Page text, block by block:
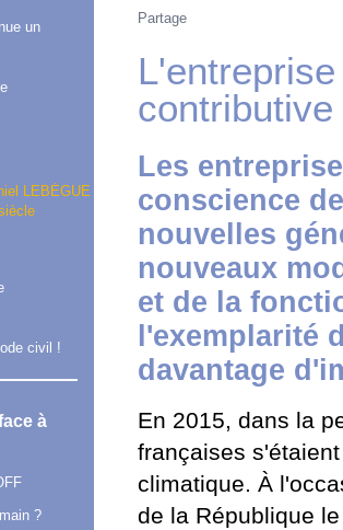
un
LEBÈGUE
civil !
à
?
Partage
Les
conscience
nouvelles
nouveaux
et de la
l'exemplarité
davantage
En 2015, dans la
françaises
climatique. À
de la République